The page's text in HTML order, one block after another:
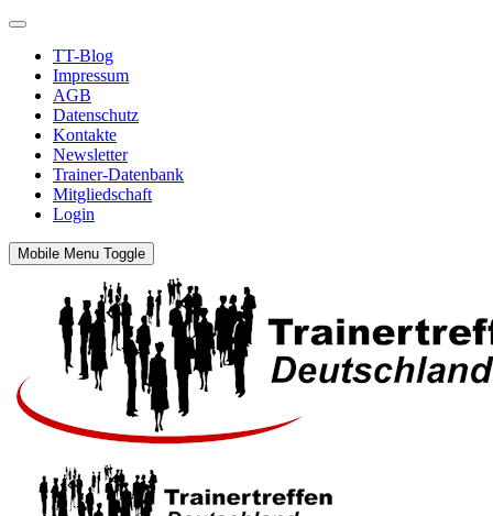
TT-Blog
Impressum
AGB
Datenschutz
Kontakte
Newsletter
Trainer-Datenbank
Mitgliedschaft
Login
Mobile Menu Toggle